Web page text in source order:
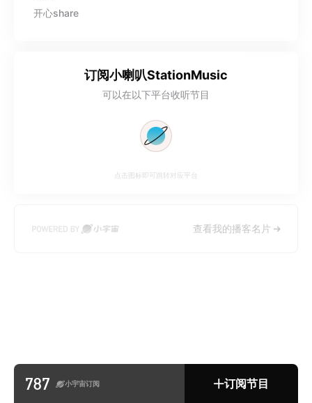
开心share
订阅小喇叭StationMusic
可以在以下平台收听节目
点击图标即可跳转对应平台
查看我的播客名片
787 小宇宙订阅 订阅节目